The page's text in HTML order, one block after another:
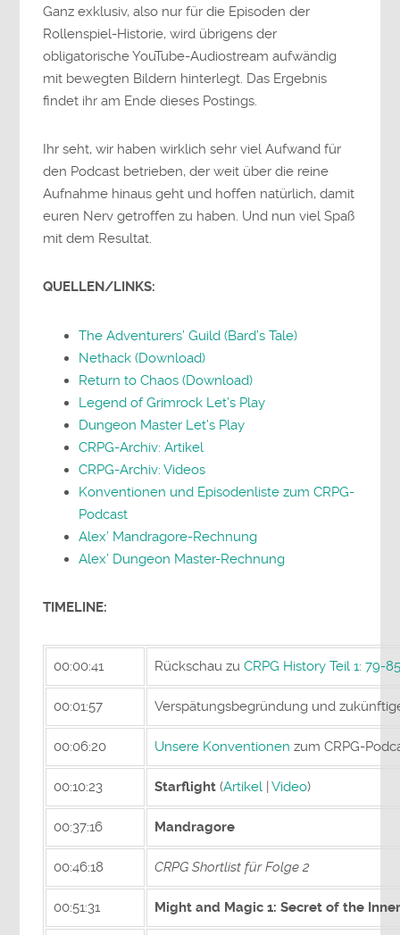
Ganz exklusiv, also nur für die Episoden der
Rollenspiel-Historie, wird übrigens der
obligatorische YouTube-Audiostream aufwändig
mit bewegten Bildern hinterlegt. Das Ergebnis
findet ihr am Ende dieses Postings.
Ihr seht, wir haben wirklich sehr viel Aufwand für
den Podcast betrieben, der weit über die reine
Aufnahme hinaus geht und hoffen natürlich, damit
euren Nerv getroffen zu haben. Und nun viel Spaß
mit dem Resultat.
QUELLEN/LINKS:
The Adventurers’ Guild (Bard’s Tale)
Nethack (Download)
Return to Chaos (Download)
Legend of Grimrock Let’s Play
Dungeon Master Let’s Play
CRPG-Archiv: Artikel
CRPG-Archiv: Videos
Konventionen und Episodenliste zum CRPG-
Podcast
Alex’ Mandragore-Rechnung
Alex’ Dungeon Master-Rechnung
TIMELINE:
00:00:41 Rückschau zuCRPG History Teil 1: 79-
00:01:57 Verspätungsbegründung und
00:06:20 Unsere Konventionen zum CRPG-
00:10:23 Starflight (Artikel |Video)
00:37:16 Mandragore
00:46:18 CRPG Shortlist für Folge 2
00:51:31 Might and Magic 1: Secret of the